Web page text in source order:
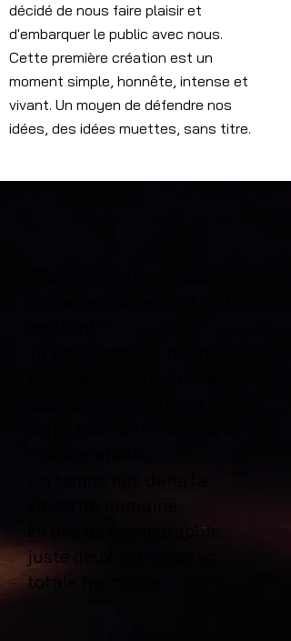
décidé de nous faire plaisir et
d'embarquer le public avec nous.
Cette première création est un
moment simple, honnête, intense et
vivant. Un moyen de défendre nos
idées, des idées muettes, sans titre.
Ici pas de scénographie,
juste deux individus en
totale harmonie."